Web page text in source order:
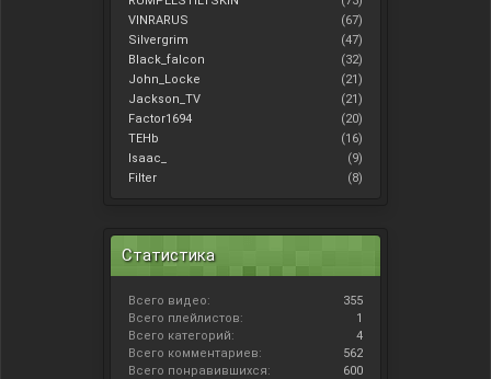
VINRARUS
(67)
Silvergrim
(47)
Black_falcon
(32)
John_Locke
(21)
Jackson_TV
(21)
Factor1694
(20)
TEHb
(16)
Isaac_
(9)
Filter
(8)
Статистика
Всего видео:
355
Всего плейлистов:
1
Всего категорий:
4
Всего комментариев:
562
Всего понравившихся:
600